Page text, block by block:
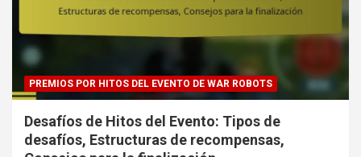
PREMIOS POR HITOS DEL EVENTO DE WAR ROBOTS
Desafíos de Hitos del Evento: Tipos de
desafíos, Estructuras de recompensas,